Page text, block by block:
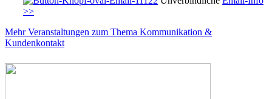
>>
Mehr Veranstaltungen zum Thema Kommunikation &
Kundenkontakt